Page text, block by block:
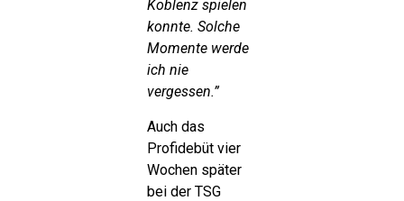
Koblenz spielen
konnte. Solche
Momente werde
ich nie
vergessen.”
Auch das
Profidebüt vier
Wochen später
bei der TSG